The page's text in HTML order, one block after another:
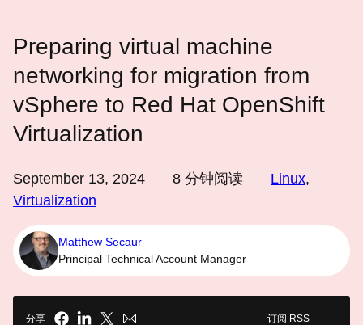
Preparing virtual machine
networking for migration from
vSphere to Red Hat OpenShift
Virtualization
September 13, 2024 8 分钟阅读 Linux,
Virtualization
Matthew Secaur
Principal Technical Account Manager
分享 订阅 RSS